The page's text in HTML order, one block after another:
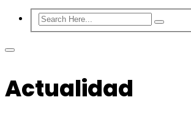
Actualidad